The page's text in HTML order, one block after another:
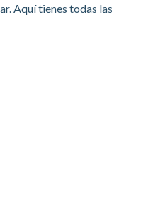
Aquí tienes todas las